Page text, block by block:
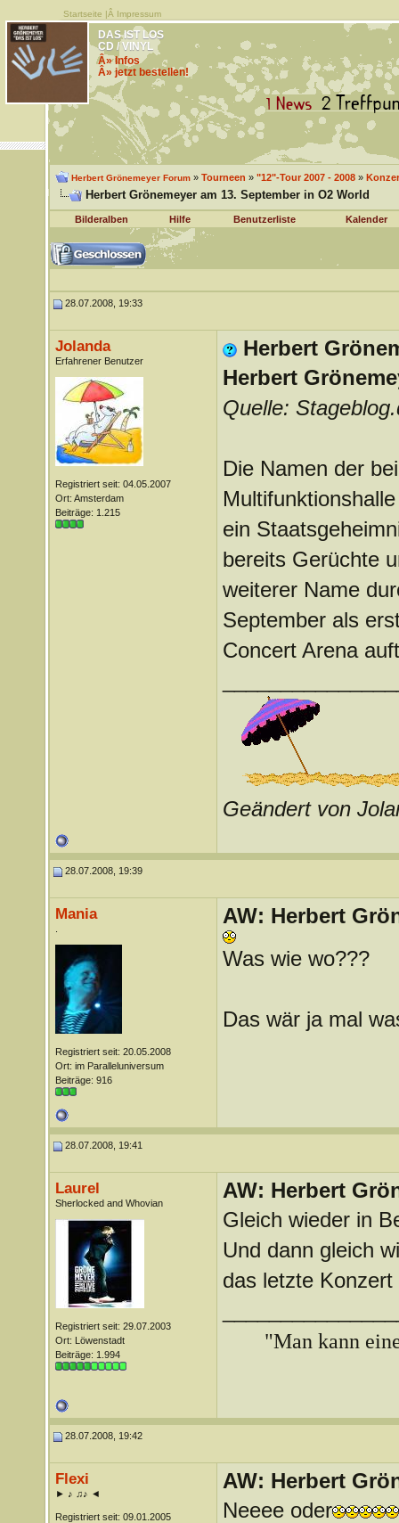
Startseite |Â Impressum
DAS IST LOS
CD / VINYL
Â» Infos
Â» jetzt bestellen!
Herbert Grönemeyer Forum» Tourneen » "12"-Tour 2007 - 2008»
Herbert Grönemeyer am 13. September in O2 World
Bilderalben Hilfe Benutzerliste Kalender
28.07.2008, 19:33
Jolanda
Erfahrener Benutzer
Registriert seit: 04.05.2007
Ort: Amsterdam
Beiträge: 1.215
Herbert
Herbert
Quelle:
Die Namen der
ein
bereits Gerüchte
weiterer Name
September als
Concert Arena
Geändert von
28.07.2008, 19:39
Mania
Registriert seit: 20.05.2008
Ort: im Paralleluniversum
Beiträge: 916
AW: Herbert
Was wie wo???
Das wär ja mal
28.07.2008, 19:41
Laurel
Sherlocked and Whovian
Registriert seit: 29.07.2003
Ort: Löwenstadt
Beiträge: 1.994
AW: Herbert
Gleich wieder in
Und dann gleich
das letzte
"Man kann
28.07.2008, 19:42
Flexi
► ♪ ♫♪ ◄
Registriert seit: 09.01.2005
AW: Herbert
Neeee oder